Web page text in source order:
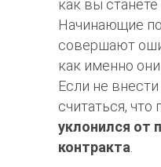
как вы
Начинающие
совершают
как именно
Если не
считаться, что
уклонился от
контракта